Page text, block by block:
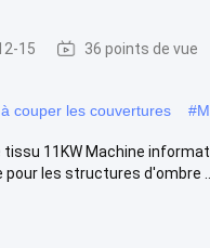
15 36 points de vue
couper les couvertures #
11KW Machine
les structures d'ombre